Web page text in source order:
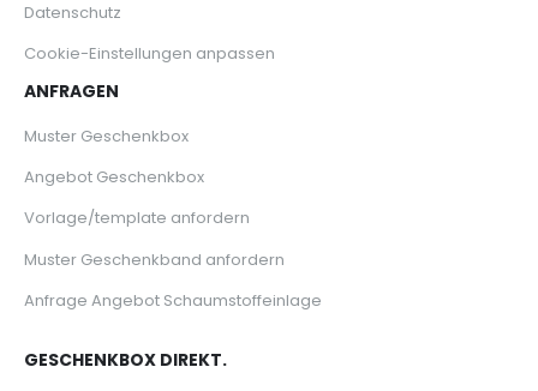
Datenschutz
Cookie-Einstellungen anpassen
ANFRAGEN
Muster Geschenkbox
Angebot Geschenkbox
Vorlage/template anfordern
Muster Geschenkband anfordern
Anfrage Angebot Schaumstoffeinlage
GESCHENKBOX DIREKT.